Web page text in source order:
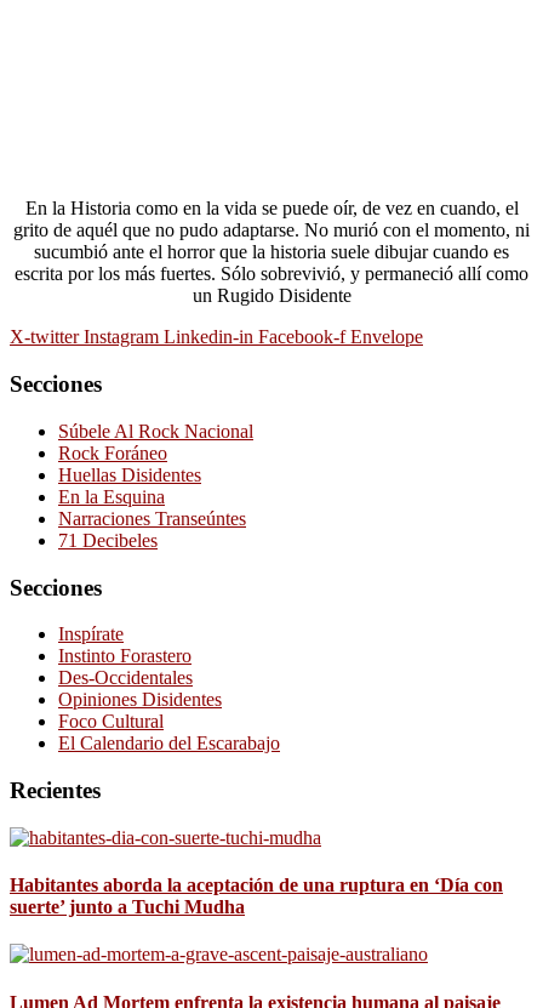
En la Historia como en la vida se puede oír, de vez en cuando, el
grito de aquél que no pudo adaptarse. No murió con el momento, ni
sucumbió ante el horror que la historia suele dibujar cuando es
escrita por los más fuertes. Sólo sobrevivió, y permaneció allí como
un Rugido Disidente
X-twitter Instagram Linkedin-in Facebook-f Envelope
Secciones
Súbele Al Rock Nacional
Rock Foráneo
Huellas Disidentes
En la Esquina
Narraciones Transeúntes
71 Decibeles
Secciones
Inspírate
Instinto Forastero
Des-Occidentales
Opiniones Disidentes
Foco Cultural
El Calendario del Escarabajo
Recientes
Habitantes aborda la aceptación de una ruptura en ‘Día con
suerte’ junto a Tuchi Mudha
Lumen Ad Mortem enfrenta la existencia humana al paisaje